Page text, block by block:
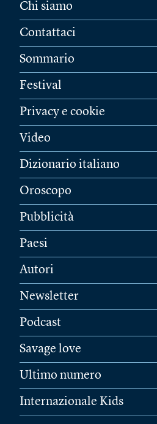
Chi siamo
Contattaci
Sommario
Festival
Privacy e cookie
Video
Dizionario italiano
Oroscopo
Pubblicità
Paesi
Autori
Newsletter
Podcast
Savage love
Ultimo numero
Internazionale Kids